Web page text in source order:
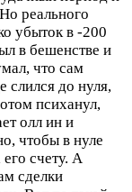
реального
убыток в -200
в бешенстве и
что сам
слился до нуля,
психанул,
олл ин и
чтобы в нуле
его счету. А
сделки